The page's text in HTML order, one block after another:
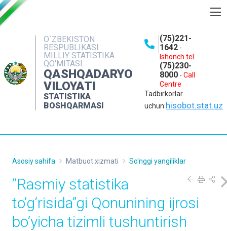
O`ZBEKISTON
RESPUBLIKASI
MILLIY STATISTIKA
QO'MITASI
QASHQADARYO
VILOYATI
STATISTIKA
BOSHQARMASI
(75)221-
1642 -
Ishonch tel.
(75)230-
8000 - Call
Centre
Tadbirkorlar
uchun:hisobot.stat.uz
OCHIQ MA'LUMOTLAR
NASHRLAR
INTERAKTIV XIZMATLAR
MATBUOT XIZMATI
KONTAKTLAR
Asosiy sahifa Matbuot xizmati So'nggi yangiliklar
“Rasmiy statistika
to‘g‘risida”gi Qonunining ijrosi
bo’yicha tizimli tushuntirish